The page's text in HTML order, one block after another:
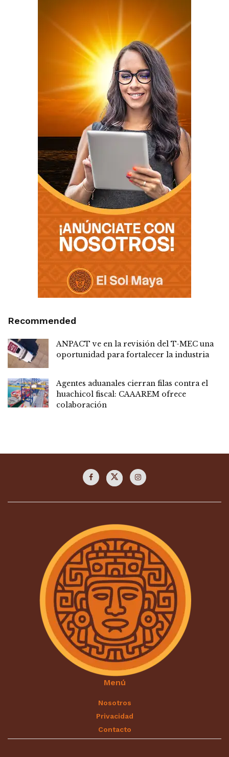
Recommended
ANPACT ve en la revisión del T-MEC una
oportunidad para fortalecer la industria
Agentes aduanales cierran filas contra el
huachicol fiscal: CAAAREM ofrece
colaboración
Menú
Nosotros
Privacidad
Contacto